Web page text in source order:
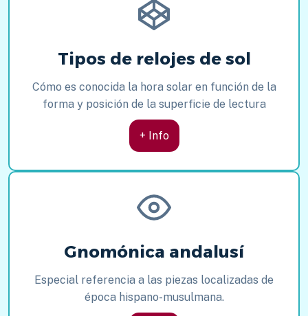
Tipos de relojes de sol
Cómo es conocida la hora solar en función de la
forma y posición de la superficie de lectura
+ Info
Gnomónica andalusí
Especial referencia a las piezas localizadas de
época hispano-musulmana.